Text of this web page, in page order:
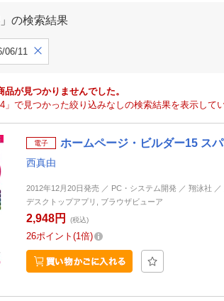
」の検索結果
06/11
品が見つかりませんでした。
」で見つかった絞り込みなしの検索結果を表示してい
電子 ホームページ・ビルダー15 ス
西真由
2012年12月20日発売 ／ PC・システム開発 ／ 翔泳社
デスクトップアプリ, ブラウザビューア
2,948円 (税込)
26ポイント 1倍